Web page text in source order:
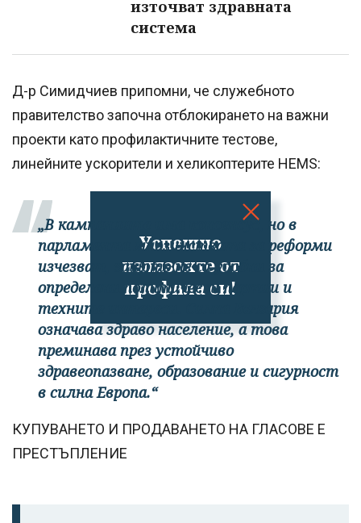
Успешно
излязохте от
профила си!
източват здравната
система
Д-р Симидчиев припомни, че служебното
правителство започна отблокирането на важни
проекти като профилактичните тестове,
линейните ускорители и хеликоптерите HEMS:
„В кампаниите има консенсус, но в
парламента мнозинствата за реформи
изчезват, защото не са удобни за
определени политически партии и
техните интереси. Силна България
означава здраво население, а това
преминава през устойчиво
здравеопазване, образование и сигурност
в силна Европа.“
КУПУВАНЕТО И ПРОДАВАНЕТО НА ГЛАСОВЕ Е
ПРЕСТЪПЛЕНИЕ